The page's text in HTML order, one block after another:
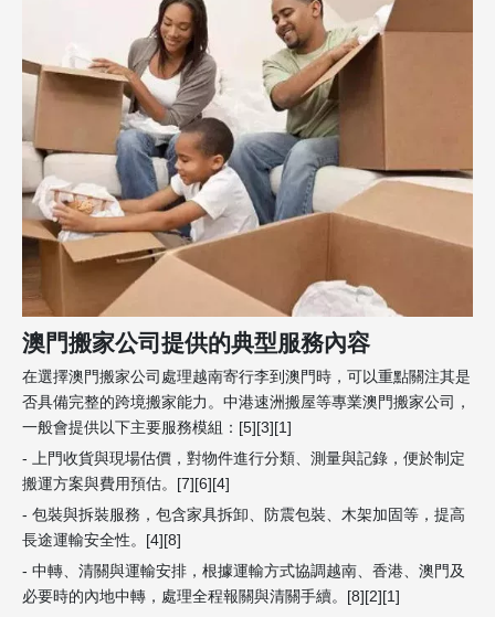
澳門搬家公司提供的典型服務內容
在選擇澳門搬家公司處理越南寄行李到澳門時，可以重點關注其是
否具備完整的跨境搬家能力。中港速洲搬屋等專業澳門搬家公司，
一般會提供以下主要服務模組：[5][3][1]
- 上門收貨與現場估價，對物件進行分類、測量與記錄，便於制定
搬運方案與費用預估。[7][6][4]
- 包裝與拆裝服務，包含家具拆卸、防震包裝、木架加固等，提高
長途運輸安全性。[4][8]
- 中轉、清關與運輸安排，根據運輸方式協調越南、香港、澳門及
必要時的內地中轉，處理全程報關與清關手續。[8][2][1]